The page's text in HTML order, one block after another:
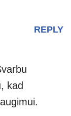
REPLY
kad